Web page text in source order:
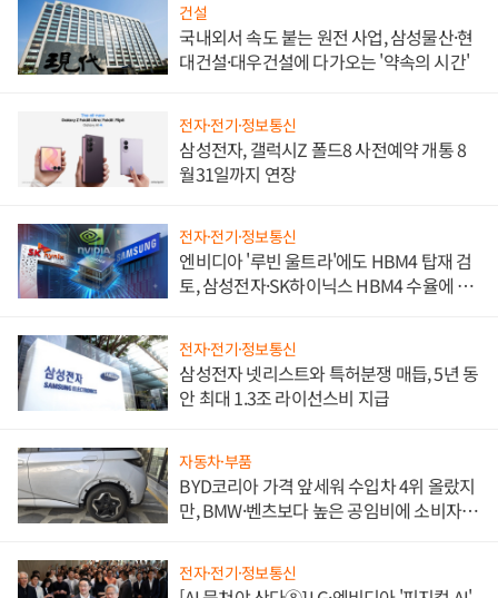
건설
국내외서 속도 붙는 원전 사업, 삼성물산·현
대건설·대우건설에 다가오는 '약속의 시간'
전자·전기·정보통신
삼성전자, 갤럭시Z 폴드8 사전예약 개통 8
월31일까지 연장
전자·전기·정보통신
엔비디아 '루빈 울트라'에도 HBM4 탑재 검
토, 삼성전자·SK하이닉스 HBM4 수율에 주
전자·전기·정보통신
삼성전자 넷리스트와 특허분쟁 매듭, 5년 동
안 최대 1.3조 라이선스비 지급
자동차·부품
BYD코리아 가격 앞세워 수입차 4위 올랐지
만, BMW·벤츠보다 높은 공임비에 소비자
전자·전기·정보통신